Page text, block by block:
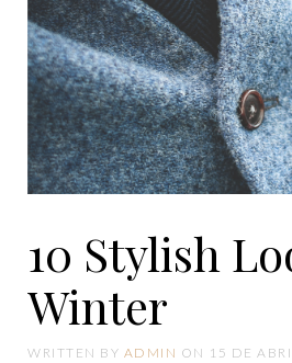
10 Stylish
Winter
WRITTEN BY ADMIN ON 15 DE